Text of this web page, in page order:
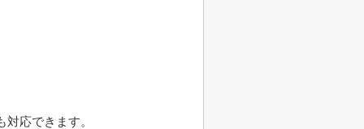
応できます。